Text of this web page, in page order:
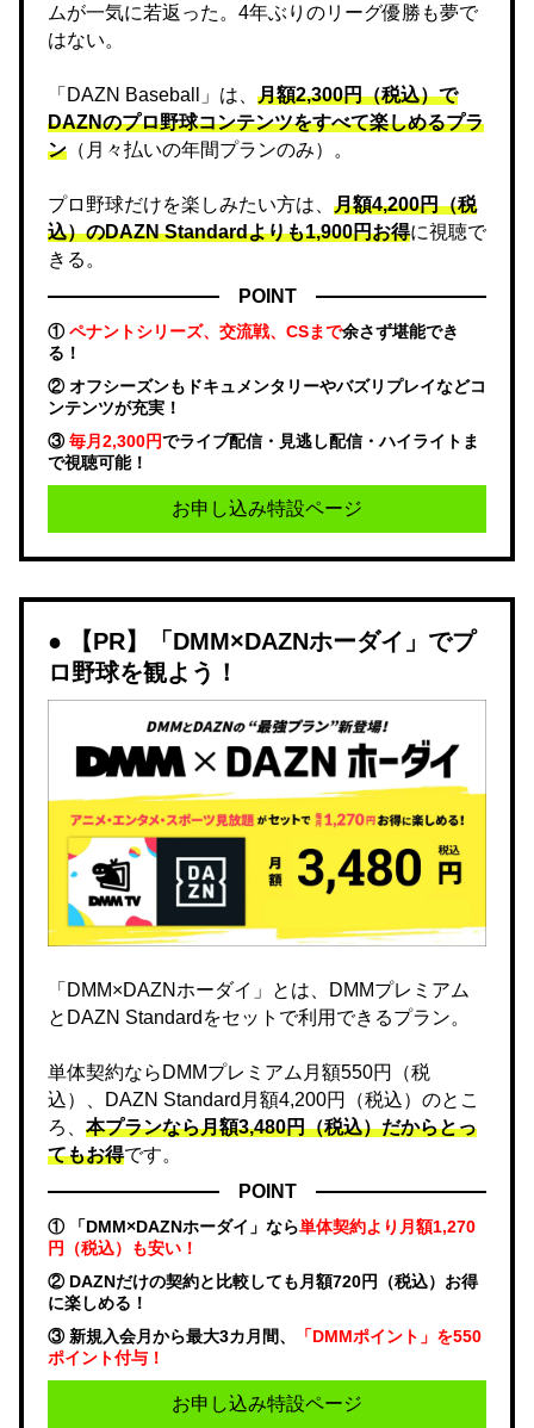
ムが一気に若返った。4年ぶりのリーグ優勝も夢で
はない。
「DAZN Baseball」は、 月額2,300円（税込）で
DAZNのプロ野球コンテンツをすべて楽しめるプラ
ン （月々払いの年間プランのみ）。
プロ野球だけを楽しみたい方は、 月額4,200円（税
込）のDAZN Standard​よりも1,900円お得に視聴で
きる。
POINT
①ペナントシリーズ、交流戦、CSまで余さず堪能でき
る！
② オフシーズンもドキュメンタリーやバズリプレイなどコ
ンテンツが充実！
③毎月2,300円でライブ配信・見逃し配信・ハイライトま
で視聴可能！
お申し込み特設ページ
【PR】「DMM×DAZNホーダイ」でプ
ロ野球を観よう！
「DMM×DAZNホーダイ」とは、DMMプレミアム
とDAZN Standardをセットで利用できるプラン。
単体契約ならDMMプレミアム月額550円（税
込）、DAZN Standard月額4,200円（税込）のとこ
ろ、 本プランなら月額3,480円（税込）だからとっ
てもお得です。
POINT
① 「DMM×DAZNホーダイ」なら単体契約より月額1,270
円（税込）も安い！
② DAZNだけの契約と比較しても月額720円（税込）お得
に楽しめる！
③ 新規入会月から最大3カ月間、
「DMMポイント」を550
ポイント付与！
お申し込み特設ページ